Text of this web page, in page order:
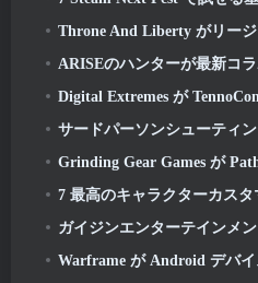
Throne And Liberty がリージョン
ARISEのハンターが最新コラボイ
Digital Extremes が TennoCon
サードパーソンシューティングのタイムテイ
Grinding Gear Games が
7 最高のキャラクターカスタマイズ
ガイジンエンターテインメントが「史上初の宇
Warframe が Android デバイスで